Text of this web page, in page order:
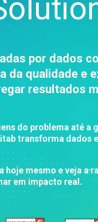
de qualidade
de eventospor dados
da qualidade e
resultados
do problema até a
transforma dados
hoje mesmo e veja a
em impacto real.